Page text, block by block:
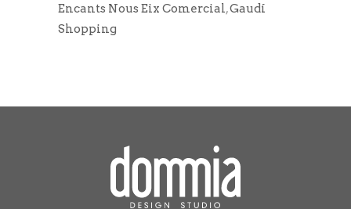
Encants Nous Eix Comercial,Gaudí
Shopping